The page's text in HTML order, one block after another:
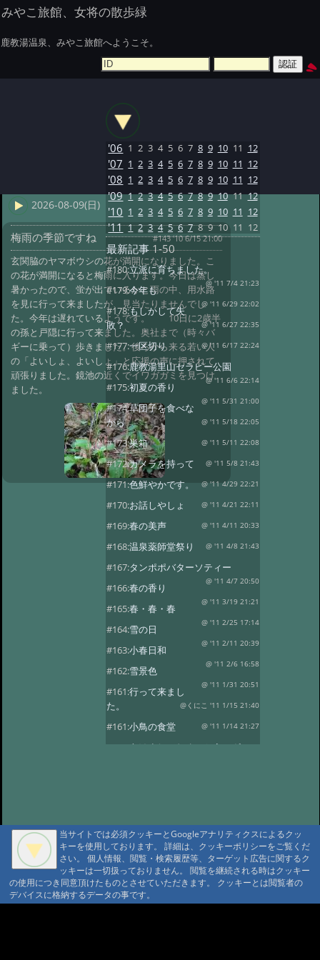
みやこ旅館、女将の散歩緑
鹿教湯温泉、みやこ旅館へようこそ。
2026-08-09(日)
梅雨の季節ですね #143 '10 6/15 21:00
玄関脇のヤマボウシの花が満開になりました。こ
の花が満開になると梅雨に入ります。今日は蒸し
暑かったので、蛍が出ているかと雨の中、用水路
を見に行って来ましたが、見当たりませんでし
た。今年は遅れているようです。 10日に2歳半
の孫と戸隠に行って来ました。奥社まで（時々バ
ギーに乗って）歩きました。後ろから来る若い人
の「よいしょ、よいしょ」と応援の声に押されて
頑張りました。鏡池の近くでイワガガミを見つけ
ました。
'06 1 2 3 4 5 6 7 8 9 10 11 12
'07 1 2 3 4 5 6 7 8 9 10 11 12
'08 1 2 3 4 5 6 7 8 9 10 11 12
'09 1 2 3 4 5 6 7 8 9 10 11 12
'10 1 2 3 4 5 6 7 8 9 10 11 12
'11 1 2 3 4 5 6 7 8 9 10 11 12
最新記事1-50
#180:立派に育ちました。
@ '11 7/4 21:23
#179:今年も
@ '11 6/29 22:02
#178:もしかして失
敗？
@ '11 6/27 22:35
#177:一区切り @ '11 6/17 22:24
#176:鹿教湯里山セラピー公園
@ '11 6/6 22:14
#175:初夏の香り
@ '11 5/31 21:00
#174:草団子を食べな
がら
@ '11 5/18 22:05
#173:巣箱 @ '11 5/11 22:08
#172:カメラを持って @ '11 5/8 21:43
#171:色鮮やかです。 @ '11 4/29 22:21
#170:お話しやしょ @ '11 4/21 22:11
#169:春の美声 @ '11 4/11 20:33
#168:温泉薬師堂祭り @ '11 4/8 21:43
#167:タンポポバターソティー
@ '11 4/7 20:50
#166:春の香り
@ '11 3/19 21:21
#165:春・春・春
@ '11 2/25 17:14
#164:雪の日
@ '11 2/11 20:39
#163:小春日和
@ '11 2/6 16:58
#162:雪景色
@ '11 1/31 20:51
#161:行って来まし
た。
@くにこ '11 1/15 21:40
#161:小鳥の食堂 @ '11 1/14 21:27
#160:あけましておめでとうござい
#157:今日は疲れました。
@ '10 11/29 22:37
#156:寒い朝です。
@ '10 11/19 22:16
#155:そろそろ冬支度
@ '10 11/4 10:30
#154:白い峰
#153:ふじばかまとア
当サイトでは必須クッキーとGoogleアナリティクスによるクッ
キーを使用しております。 詳細は、クッキーポリシーをご覧くだ
さい。 個人情報、閲覧・検索履歴等、ターゲット広告に関するク
ッキーは一切扱っておりません。 閲覧を継続される時はクッキー
の使用につき同意頂けたものとさせていただきます。 クッキーとは閲覧者の
デバイスに格納するデータの事です。